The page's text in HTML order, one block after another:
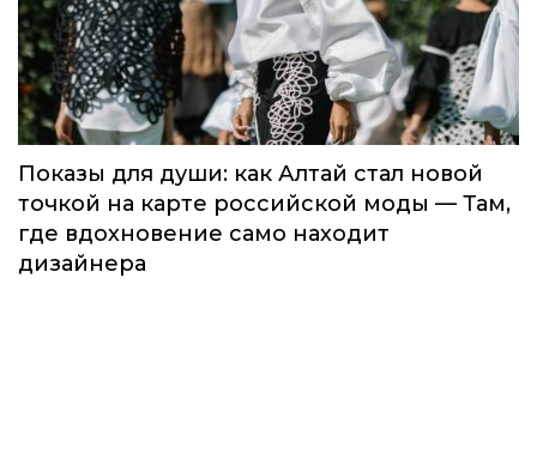
Показы для души: как Алтай стал новой
точкой на карте российской моды — Там,
где вдохновение само находит
дизайнера